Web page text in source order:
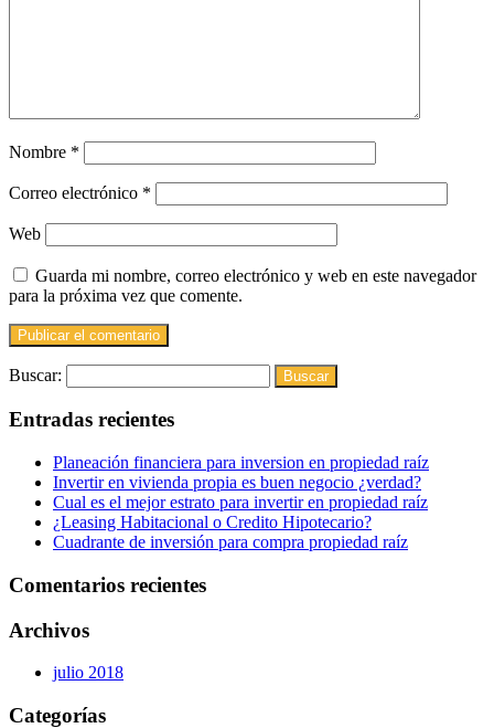
Nombre *
Correo electrónico *
Web
Guarda mi nombre, correo electrónico y web en este navegador
para la próxima vez que comente.
Buscar:
Entradas recientes
Planeación financiera para inversion en propiedad raíz
Invertir en vivienda propia es buen negocio ¿verdad?
Cual es el mejor estrato para invertir en propiedad raíz
¿Leasing Habitacional o Credito Hipotecario?
Cuadrante de inversión para compra propiedad raíz
Comentarios recientes
Archivos
julio 2018
Categorías